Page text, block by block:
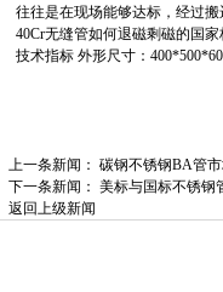
往往是在现场能够达标，经过
40Cr无缝管如何退磁剩磁的国
技术指标 外形尺寸：
上一条新闻： 碳钢不锈钢BA管
下一条新闻： 美标与国标不锈钢
返回上级新闻